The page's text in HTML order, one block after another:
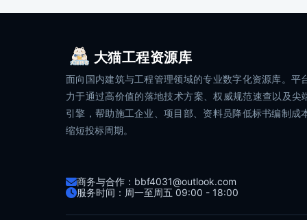
大猫工程资源库
面向国内建筑与工程管理领域的专业数字化资源库。平
力于通过高价值的落地技术方案、权威规范速查以及尖
引擎，帮助施工企业、项目部、资料员降低标书编制成
缩短投标周期。
商务与合作：bbf4031@outlook.com
服务时间：周一至周五 09:00 - 18:00